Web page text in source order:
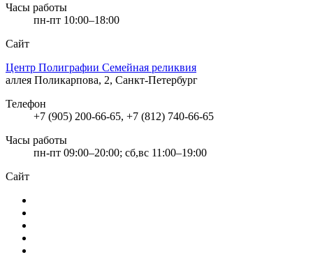
Часы работы
пн-пт 10:00–18:00
Сайт
Центр Полиграфии Семейная реликвия
аллея Поликарпова, 2, Санкт-Петербург
Телефон
+7 (905) 200-66-65, +7 (812) 740-66-65
Часы работы
пн-пт 09:00–20:00; сб,вс 11:00–19:00
Сайт